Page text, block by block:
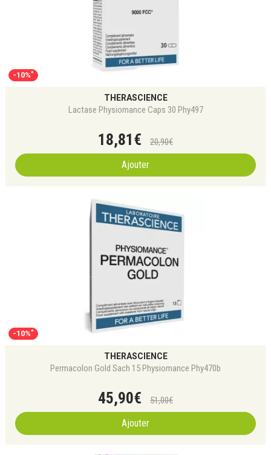
-10%*
THERASCIENCE
Lactase Physiomance Caps 30 Phy497
18,81€ 20,90€
Ajouter
-10%*
THERASCIENCE
Permacolon Gold Sach 15 Physiomance Phy470b
45,90€ 51,00€
Ajouter